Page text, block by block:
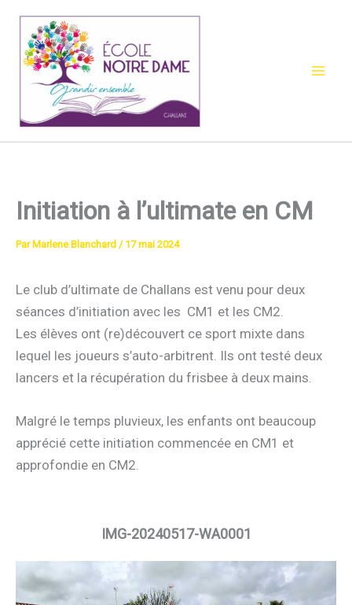
contenu
Initiation à l’ultimate en CM
Par Marlene Blanchard / 17 mai 2024
Le club d’ultimate de Challans est venu pour deux
séances d’initiation avec les CM1 et les CM2.
Les élèves ont (re)découvert ce sport mixte dans
lequel les joueurs s’auto-arbitrent. Ils ont testé deux
lancers et la récupération du frisbee à deux mains.
Malgré le temps pluvieux, les enfants ont beaucoup
apprécié cette initiation commencée en CM1 et
approfondie en CM2.
IMG-20240517-WA0001